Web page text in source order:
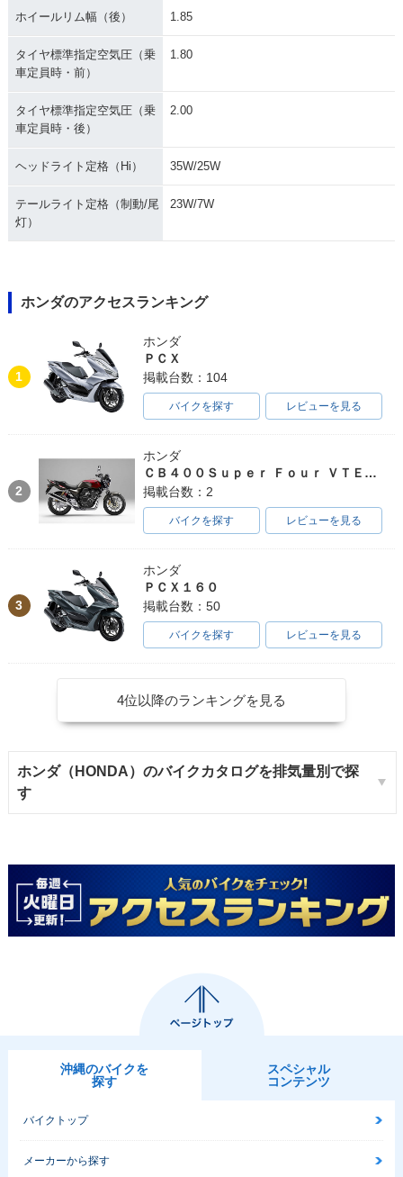
ホイールリム幅（後） 1.85
タイヤ標準指定空気圧（乗
車定員時・前）
1.80
タイヤ標準指定空気圧（乗
車定員時・後）
2.00
ヘッドライト定格（Hi） 35W/25W
テールライト定格（制動/尾
灯）
23W/7W
ホンダのアクセスランキング
1
ホンダ
ＰＣＸ
掲載台数：104
バイクを探す レビューを見る
2
ホンダ
ＣＢ４００Ｓｕｐｅｒ Ｆｏｕｒ ＶＴＥＣ ＳＰＥＣ３
掲載台数：2
バイクを探す レビューを見る
3
ホンダ
ＰＣＸ１６０
掲載台数：50
バイクを探す レビューを見る
4位以降のランキングを見る
ホンダ（HONDA）のバイクカタログを排気量別で探
す
沖縄のバイクを
探す
スペシャル
コンテンツ
バイクトップ
メーカーから探す